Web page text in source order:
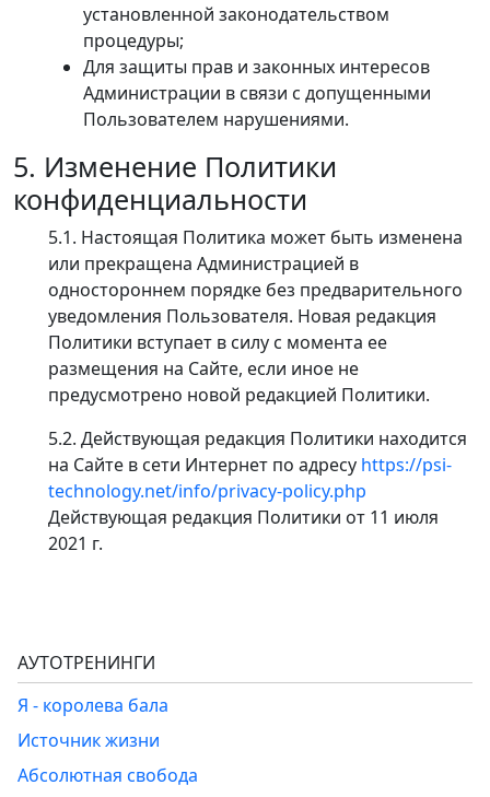
установленной законодательством
процедуры;
Для защиты прав и законных интересов
Администрации в связи с допущенными
Пользователем нарушениями.
5. Изменение Политики
конфиденциальности
5.1. Настоящая Политика может быть изменена
или прекращена Администрацией в
одностороннем порядке без предварительного
уведомления Пользователя. Новая редакция
Политики вступает в силу с момента ее
размещения на Сайте, если иное не
предусмотрено новой редакцией Политики.
5.2. Действующая редакция Политики находится
на Сайте в сети Интернет по адресу https://psi-
technology.net/info/privacy-policy.php
Действующая редакция Политики от 11 июля
2021 г.
АУТОТРЕНИНГИ
Я - королева бала
Источник жизни
Абсолютная свобода